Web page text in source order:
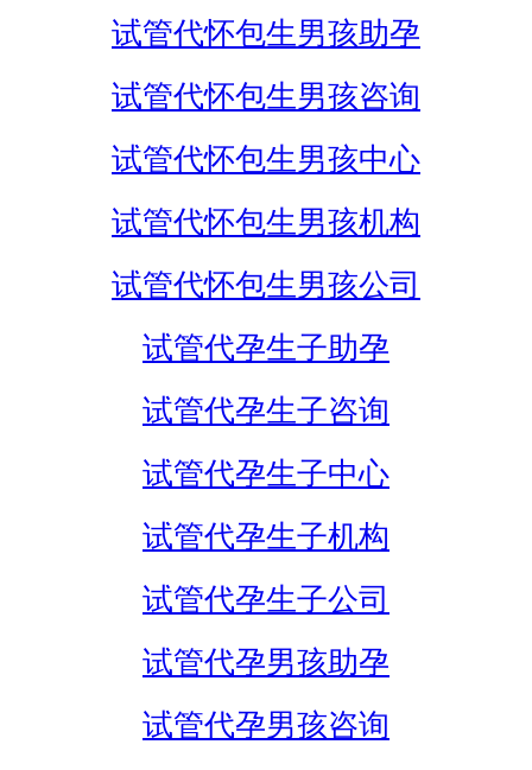
试管代怀包生男孩助孕
试管代怀包生男孩咨询
试管代怀包生男孩中心
试管代怀包生男孩机构
试管代怀包生男孩公司
试管代孕生子助孕
试管代孕生子咨询
试管代孕生子中心
试管代孕生子机构
试管代孕生子公司
试管代孕男孩助孕
试管代孕男孩咨询